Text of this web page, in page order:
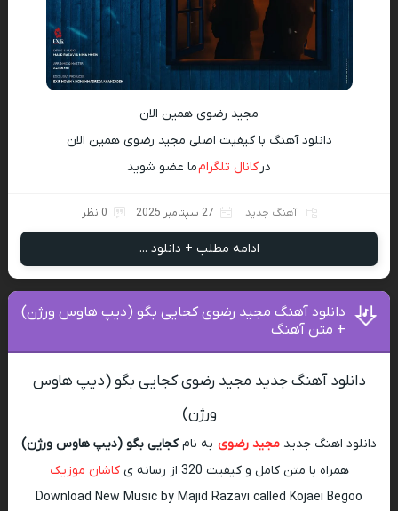
مجید رضوی همین الان
دانلود آهنگ با کیفیت اصلی مجید رضوی همین الان
درکانال تلگرامما عضو شوید
آهنگ جدید 27 سپتامبر 2025 0 نظر
ادامه مطلب + دانلود ...
دانلود آهنگ مجید رضوی کجایی بگو (دیپ هاوس ورژن)
+ متن آهنگ
دانلود آهنگ جدید مجید رضوی کجایی بگو (دیپ هاوس
ورژن)
دانلود اهنگ جدید مجید رضوی به نامکجایی بگو (دیپ هاوس ورژن)
همراه با متن کامل و کیفیت 320 از رسانه ی
کاشان موزیک
Download New Music by Majid Razavi called Kojaei Begoo